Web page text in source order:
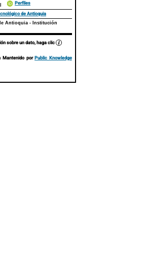
Perfiles
de Antioquia
Antioquia - Institución
sobre un dato, haga clic
Mantenido porPublic Knowledge